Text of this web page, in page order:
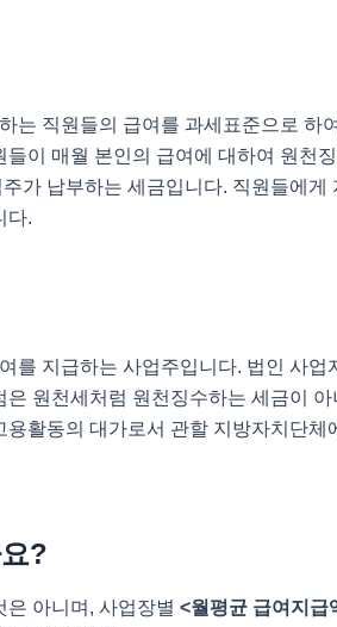
는 직원들의 급여를 과세표준으로 하
이 매월 본인의 급여에 대하여 원천
가 납부하는 세금입니다. 직원들에게
다.
를 지급하는 사업주입니다. 법인 사업
원천세처럼 원천징수하는 세금이 아
활동의 대가로서 관할 지방자치단체
?
은 아니며, 사업장별 <월평균 급여지급